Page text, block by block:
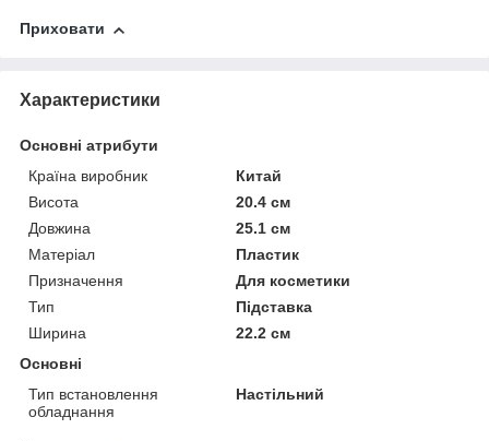
Приховати
Характеристики
Основні атрибути
Країна виробник
Китай
Висота
20.4 см
Довжина
25.1 см
Матеріал
Пластик
Призначення
Для косметики
Тип
Підставка
Ширина
22.2 см
Основні
Тип встановлення
обладнання
Настільний